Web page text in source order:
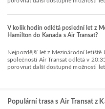
V kolik hodin odlétá poslední let z
Hamilton do Kanada s Air Transat?
Nejpozdější let z Mezinárodní letiště John C Munro Hamilton do Kanada se
společností Air Transat odlétá v
porovnat další dostupné možnosti
Populární trasa s Air Transat z